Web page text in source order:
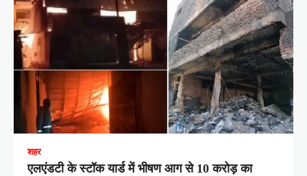
शहर
एलएंडटी के स्टॉक यार्ड में भीषण आग से 10 करोड़ का